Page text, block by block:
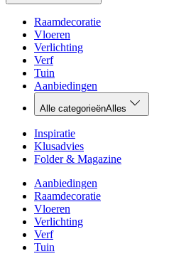
Raamdecoratie
Vloeren
Verlichting
Verf
Tuin
Aanbiedingen
Alle categorieënAlles
Inspiratie
Klusadvies
Folder & Magazine
Aanbiedingen
Raamdecoratie
Vloeren
Verlichting
Verf
Tuin